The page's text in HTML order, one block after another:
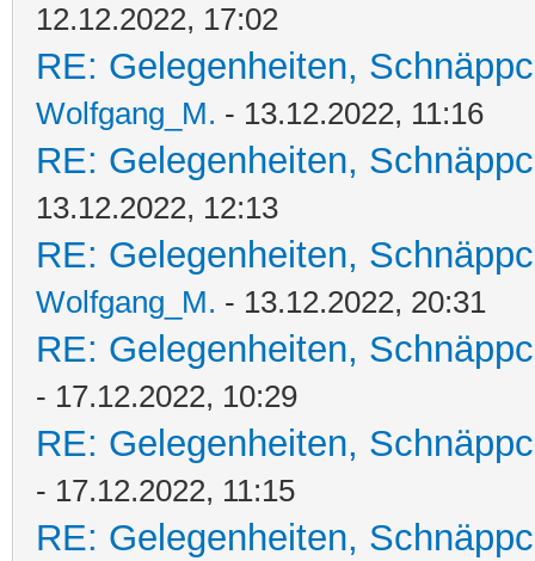
12.12.2022, 17:02
RE: Gelegenheiten,
Wolfgang_M. - 13.12.2022, 11:16
RE: Gelegenheiten,
13.12.2022, 12:13
RE: Gelegenheiten,
Wolfgang_M. - 13.12.2022, 20:31
RE: Gelegenheiten,
- 17.12.2022, 10:29
RE: Gelegenheiten,
- 17.12.2022, 11:15
RE: Gelegenheiten,